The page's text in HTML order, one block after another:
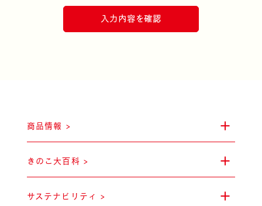
雪国えりんぎ
商品情報 >
きのこ大百科 >
サステナビリティ >